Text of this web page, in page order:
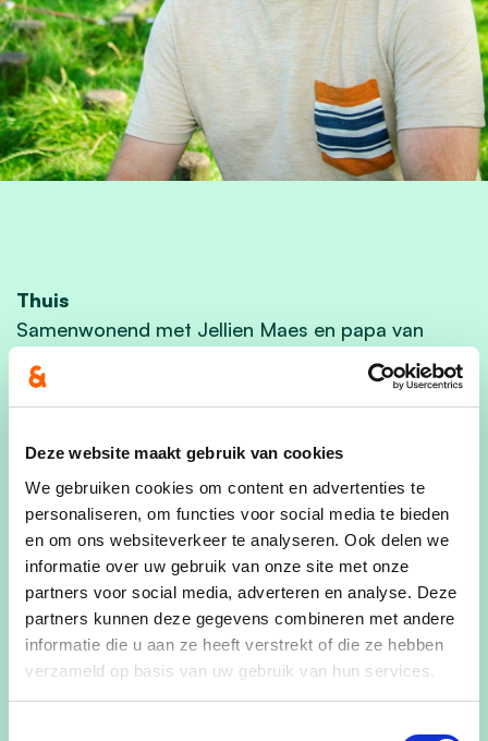
Deze website maakt gebruik van cookies
We gebruiken cookies om content en advertenties te
personaliseren, om functies voor social media te bieden
en om ons websiteverkeer te analyseren. Ook delen we
informatie over uw gebruik van onze site met onze
partners voor social media, adverteren en analyse. Deze
partners kunnen deze gegevens combineren met andere
informatie die u aan ze heeft verstrekt of die ze hebben
verzameld op basis van uw gebruik van hun services.
Thuis
Samenwonend met Jellien Maes en papa van
Professioneel
een Zeels interieurbedrijf
Verenigingen, hobby’s en interesses
Lid van vzw Ons Huis, hartstochtelijk oud-leider
van Chiro Huivelde en oud-lid van de
gemeentelijke Jeugdraad. Is elk jaar even
kookouder voor het Chirokamp.
Houd van geschiedenis, technologie, en een goed